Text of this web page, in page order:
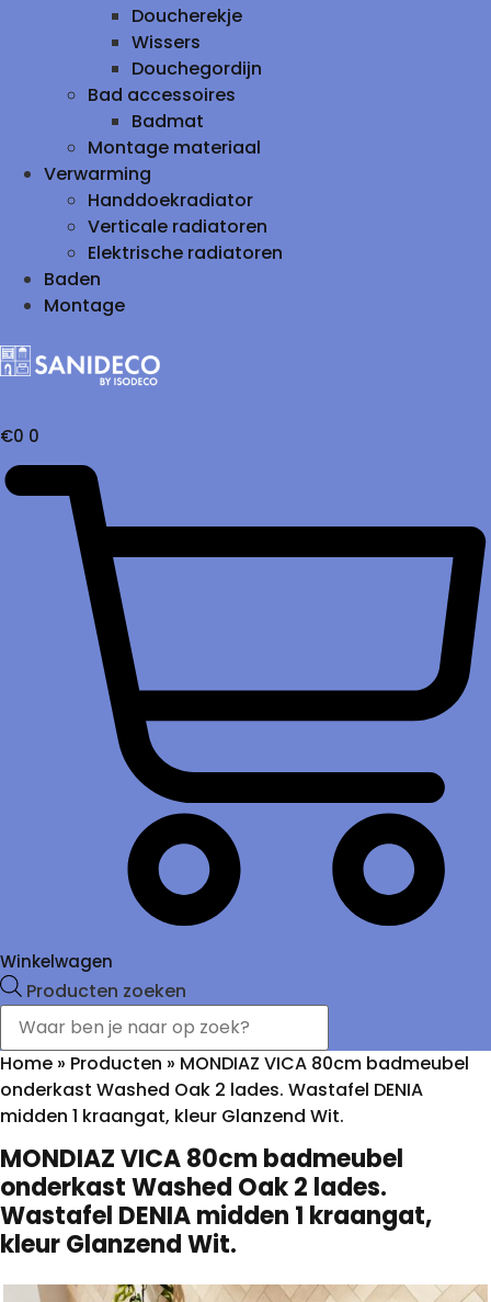
Doucherekje
Wissers
Douchegordijn
Bad accessoires
Badmat
Montage materiaal
Verwarming
Handdoekradiator
Verticale radiatoren
Elektrische radiatoren
Baden
Montage
€0 0
Winkelwagen
Producten zoeken
Home » Producten » MONDIAZ VICA 80cm badmeubel
onderkast Washed Oak 2 lades. Wastafel DENIA
midden 1 kraangat, kleur Glanzend Wit.
MONDIAZ VICA 80cm badmeubel
onderkast Washed Oak 2 lades.
Wastafel DENIA midden 1 kraangat,
kleur Glanzend Wit.